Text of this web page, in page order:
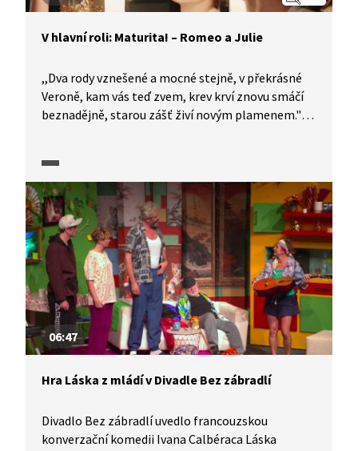
V hlavní roli: Maturita! – Romeo a Julie
,,Dva rody vznešené a mocné stejně, v překrásné
Veroně, kam vás teď zvem, krev krví znovu smáčí
beznadějně, starou zášť živí novým plamenem."
rodů. Jak charakterizovat u maturity slavné dílo?
Pomůže vám seriál V hlavní roli: Maturita!
06:47
Hra Láska z mládí v Divadle Bez zábradlí
Divadlo Bez zábradlí uvedlo francouzskou
konverzační komedii Ivana Calbéraca Láska